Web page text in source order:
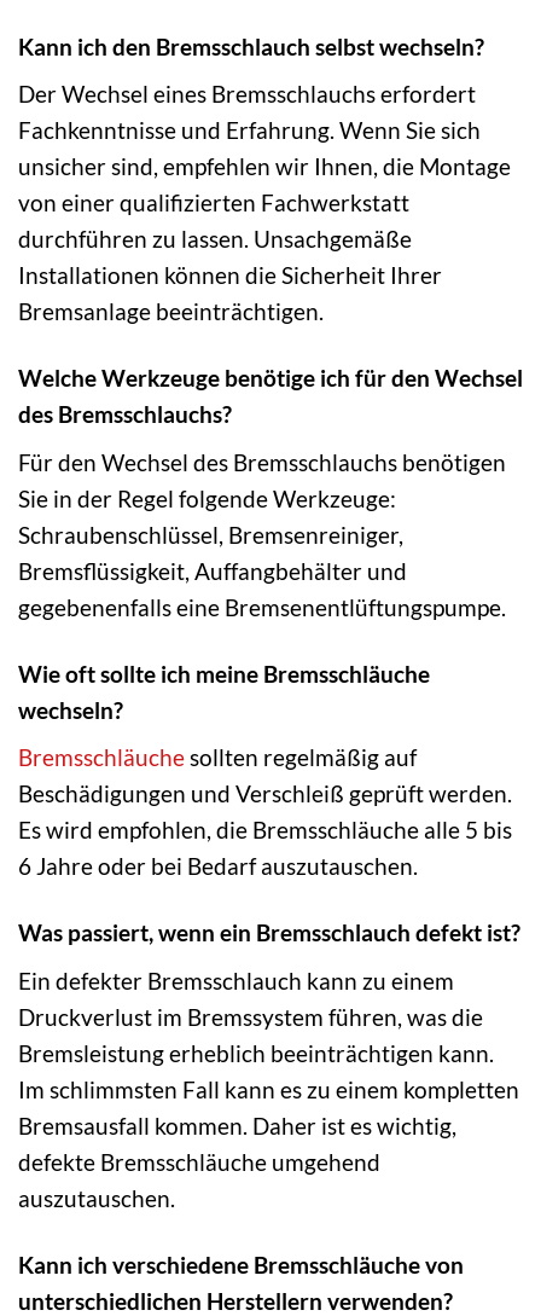
Kann ich den Bremsschlauch selbst wechseln?
Der Wechsel eines Bremsschlauchs erfordert
Fachkenntnisse und Erfahrung. Wenn Sie sich
unsicher sind, empfehlen wir Ihnen, die Montage
von einer qualifizierten Fachwerkstatt
durchführen zu lassen. Unsachgemäße
Installationen können die Sicherheit Ihrer
Bremsanlage beeinträchtigen.
Welche Werkzeuge benötige ich für den Wechsel
des Bremsschlauchs?
Für den Wechsel des Bremsschlauchs benötigen
Sie in der Regel folgende Werkzeuge:
Schraubenschlüssel, Bremsenreiniger,
Bremsflüssigkeit, Auffangbehälter und
gegebenenfalls eine Bremsenentlüftungspumpe.
Wie oft sollte ich meine Bremsschläuche
wechseln?
Bremsschläuchesollten regelmäßig auf
Beschädigungen und Verschleiß geprüft werden.
Es wird empfohlen, die Bremsschläuche alle 5 bis
6 Jahre oder bei Bedarf auszutauschen.
Was passiert, wenn ein Bremsschlauch defekt ist?
Ein defekter Bremsschlauch kann zu einem
Druckverlust im Bremssystem führen, was die
Bremsleistung erheblich beeinträchtigen kann.
Im schlimmsten Fall kann es zu einem kompletten
Bremsausfall kommen. Daher ist es wichtig,
defekte Bremsschläuche umgehend
auszutauschen.
Kann ich verschiedene Bremsschläuche von
unterschiedlichen Herstellern verwenden?